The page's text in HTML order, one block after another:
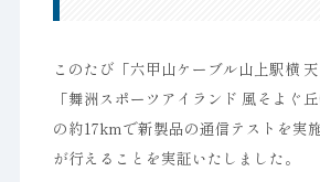
このたび「六甲山ケーブル山上駅横
「舞洲スポーツアイランド 風そよぐ
の約17kmで新製品の通信テストを実
が行えることを実証いたしました。